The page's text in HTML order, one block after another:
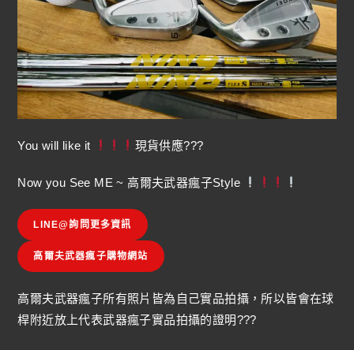
You will like it 現貨供應???
Now you See ME ~ 高爾夫武器瘋子Style
LINE@詢問更多資訊
高爾夫武器瘋子購物網站
高爾夫武器瘋子所有照片皆為自己實品拍攝，所以皆會在球
桿附近放上代表武器瘋子實品拍攝的證明???